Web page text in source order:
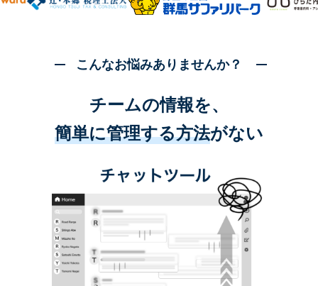
こんなお悩みありませんか？
チームの情報を、
簡単に管理する方法がない